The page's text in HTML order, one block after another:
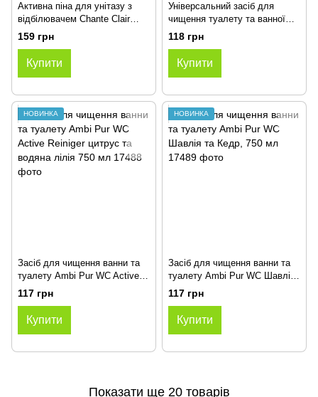
Активна піна для унітазу з
відбілювачем Chante Clair
Forza & Igiene WC, 625 мл
159 грн
Купити
Універсальний засіб для
чищення туалету та ванної
кімнати Ambi Pur WC Білі
квіти, 750 мл
118 грн
Купити
НОВИНКА
Засіб для чищення ванни та
туалету Ambi Pur WC Active
Reiniger цитрус та водяна
лілія 750 мл
117 грн
Купити
НОВИНКА
Засіб для чищення ванни та
туалету Ambi Pur WC Шавлія
та Кедр, 750 мл
117 грн
Купити
Показати ще 20 товарів